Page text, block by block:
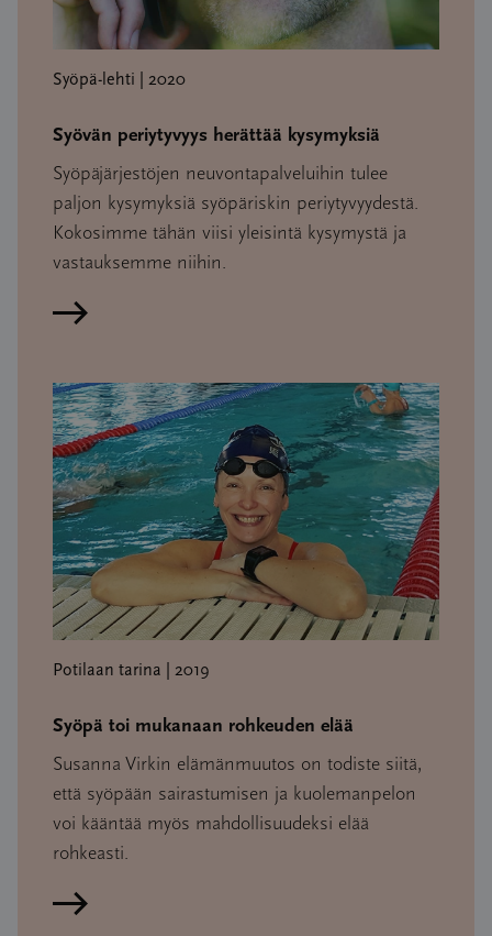
Syöpä-lehti | 2020
Syövän periytyvyys herättää kysymyksiä
Syöpäjärjestöjen neuvontapalveluihin tulee
paljon kysymyksiä syöpäriskin periytyvyydestä.
Kokosimme tähän viisi yleisintä kysymystä ja
vastauksemme niihin.
Lue artikkeli
Potilaan tarina | 2019
Syöpä toi mukanaan rohkeuden elää
Susanna Virkin elämänmuutos on todiste siitä,
että syöpään sairastumisen ja kuolemanpelon
voi kääntää myös mahdollisuudeksi elää
rohkeasti.
Lue artikkeli